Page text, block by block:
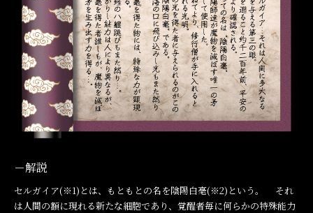
－解説
セルガイア(※1)とは、もともとの名を陰陽白毫(※2)という。 それ
は人間の額に現れる新たな細胞であり、覚醒者毎に何らかの特殊能力